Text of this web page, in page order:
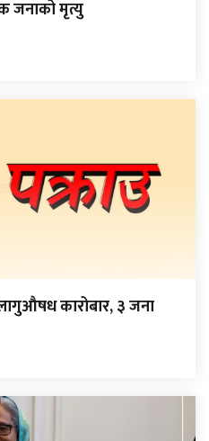
जनाको मृत्यु
कारोबार, ३ जना